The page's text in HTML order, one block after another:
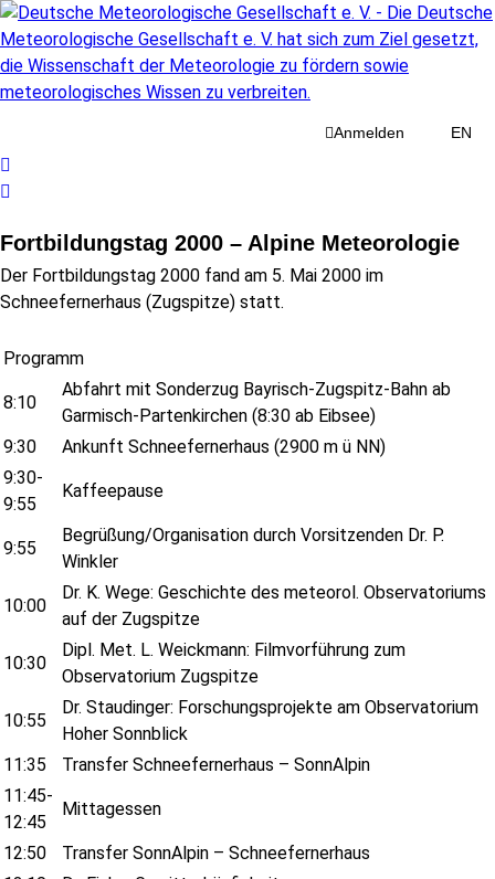
Anmelden EN
Fortbildungstag 2000 – Alpine Meteorologie
Der Fortbildungstag 2000 fand am 5. Mai 2000 im
Schneefernerhaus (Zugspitze) statt.
Programm
8:10
Abfahrt mit Sonderzug Bayrisch-Zugspitz-Bahn ab
Garmisch-Partenkirchen (8:30 ab Eibsee)
9:30
Ankunft Schneefernerhaus (2900 m ü NN)
9:30-
9:55
Kaffeepause
9:55
Begrüßung/Organisation durch Vorsitzenden Dr. P.
Winkler
10:00
Dr. K. Wege: Geschichte des meteorol. Observatoriums
auf der Zugspitze
10:30
Dipl. Met. L. Weickmann: Filmvorführung zum
Observatorium Zugspitze
10:55
Dr. Staudinger: Forschungsprojekte am Observatorium
Hoher Sonnblick
11:35
Transfer Schneefernerhaus – SonnAlpin
11:45-
12:45
Mittagessen
12:50
Transfer SonnAlpin – Schneefernerhaus